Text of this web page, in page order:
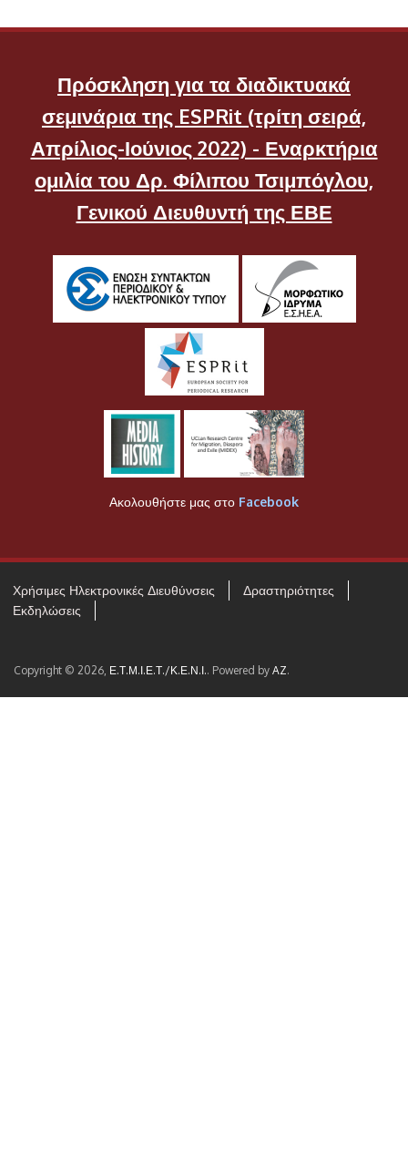
Πρόσκληση για τα διαδικτυακά
σεμινάρια της ESPRit (τρίτη σειρά,
Απρίλιος-Ιούνιος 2022) - Εναρκτήρια
ομιλία του Δρ. Φίλιπου Τσιμπόγλου,
Γενικού Διευθυντή της ΕΒΕ
Ακολουθήστε μας στο Facebook
Χρήσιμες Ηλεκτρονικές Διευθύνσεις
Δραστηριότητες
Εκδηλώσεις
Copyright © 2026, Ε.Τ.Μ.Ι.Ε.Τ./Κ.Ε.Ν.Ι.. Powered by AZ.